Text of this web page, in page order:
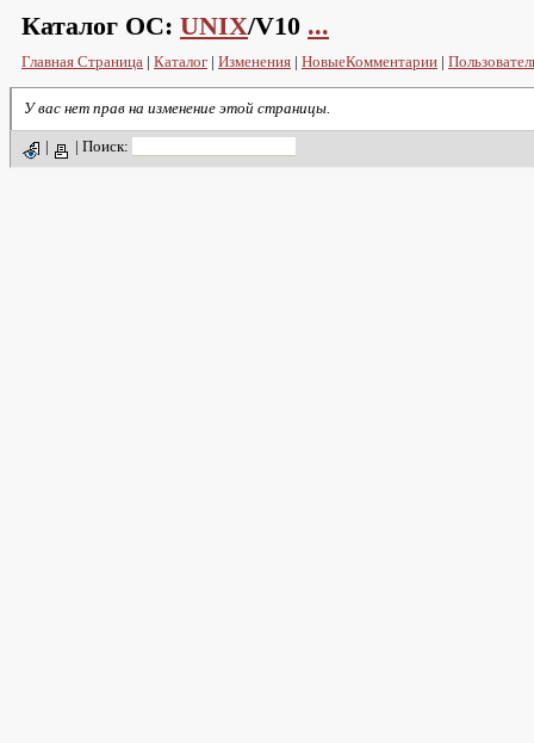
Каталог ОС: UNIX/V10 ...
Главная Страница | Каталог | Изменения | НовыеКомментарии |
У вас нет прав на изменение этой страницы.
| | Поиск: